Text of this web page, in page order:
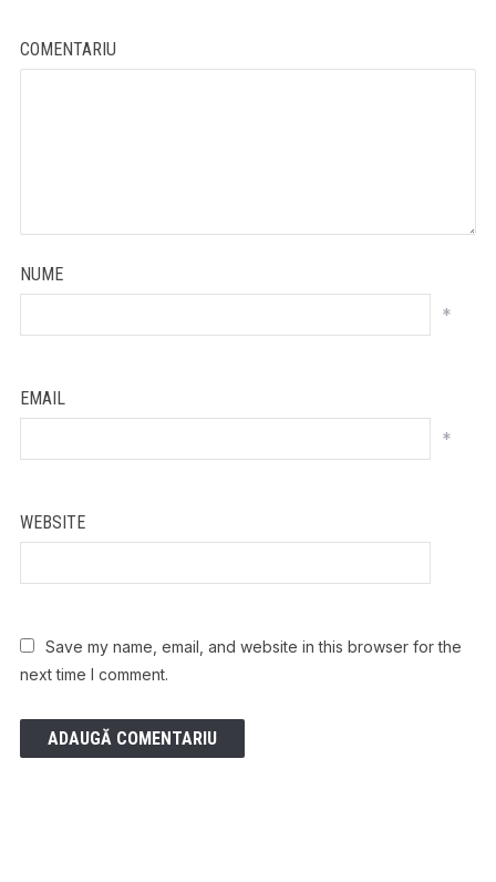
COMENTARIU
NUME
*
EMAIL
*
WEBSITE
Save my name, email, and website in this browser for the
next time I comment.